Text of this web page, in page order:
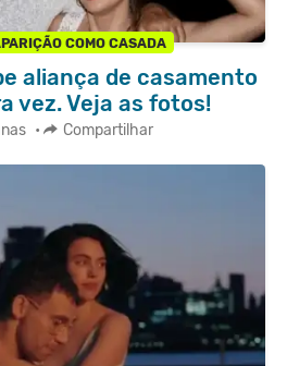
COMO CASADA
aliança de casamento
vez. Veja as fotos!
• Compartilhar